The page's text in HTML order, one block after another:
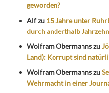
geworden?
Alfzu 15 Jahre unter
durch anderthalb
Wolfram Obermannszu
Land): Korrupt sind
Wolfram Obermannszu
Wehrmacht in einer